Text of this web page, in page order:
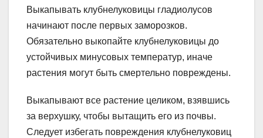
Выкапывать клубнелуковицы гладиолусов
начинают после первых заморозков.
Обязательно выкопайте клубнелуковицы до
устойчивых минусовых температур, иначе
растения могут быть смертельно повреждены.
Выкапывают все растение целиком, взявшись
за верхушку, чтобы вытащить его из почвы.
Следует избегать повреждения клубнелуковиц